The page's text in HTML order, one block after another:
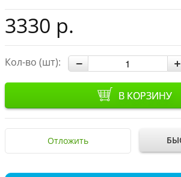
3330 р.
Кол-во (шт):
В КОРЗИНУ
Отложить